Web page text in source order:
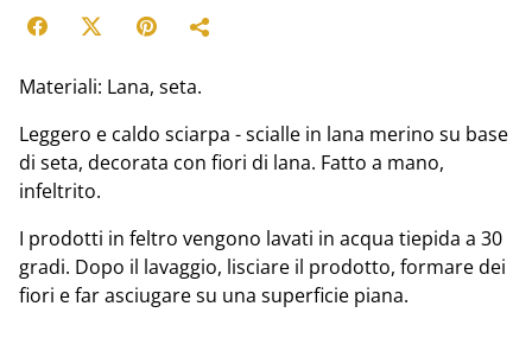
Materiali: Lana, seta.
Leggero e caldo sciarpa - scialle in lana merino su base
di seta, decorata con fiori di lana. Fatto a mano,
infeltrito.
I prodotti in feltro vengono lavati in acqua tiepida a 30
gradi. Dopo il lavaggio, lisciare il prodotto, formare dei
fiori e far asciugare su una superficie piana.